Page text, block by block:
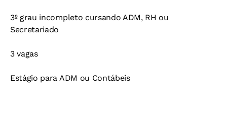
3º grau incompleto cursando ADM, RH ou
Secretariado
3 vagas
Estágio para ADM ou Contábeis